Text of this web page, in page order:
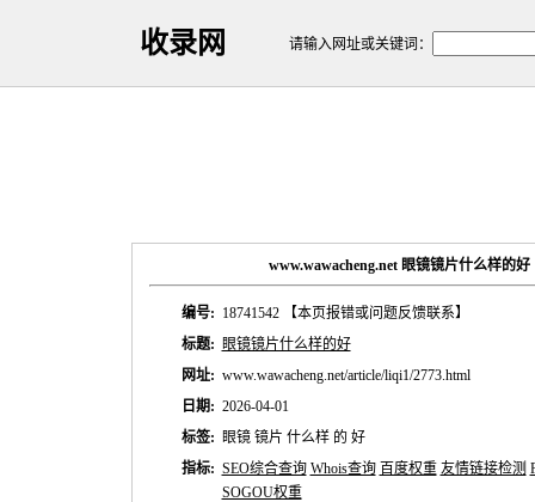
收录网 请输入网址或关键词：
www.wawacheng.net 眼镜镜片什么样的
编号: 18741542
【本页报错或问题反馈联系】
标题: 眼镜镜片什么样的好
网址: www.wawacheng.net/article/liqi1/2773.html
日期: 2026-04-01
标签: 眼镜 镜片 什么样 的 好
指标: SEO综合查询 Whois查询 百度权重 友情链接检测
SOGOU权重